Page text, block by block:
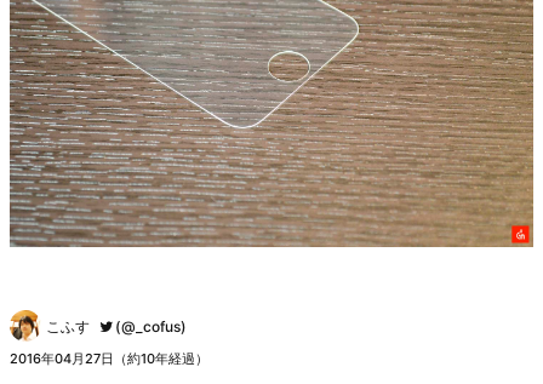
こふす (@_cofus)
2016年04月27日（約10年経過）